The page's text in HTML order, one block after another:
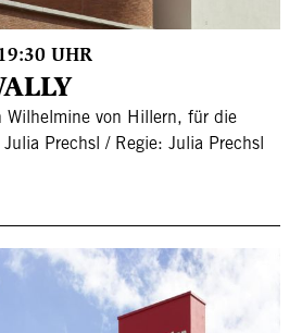
UHR
Wilhelmine von Hillern, für die
Prechsl / Regie: Julia Prechsl